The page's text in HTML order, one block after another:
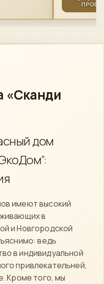
«Сканди
дом
имеют высокий
в
и Новгородской
ведь
в индивидуальной
привлекательней,
Кроме того, мы